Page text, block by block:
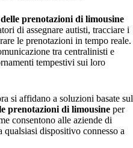
prenotazioni di limousine
di assegnare autisti, tracciare i
le prenotazioni in tempo reale.
tra centralinisti e
tempestivi sui loro
si affidano a soluzioni basate sul
prenotazioni di limousine per
consentono alle aziende di
dispositivo connesso a